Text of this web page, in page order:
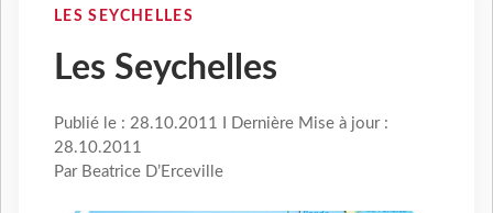
LES SEYCHELLES
Les Seychelles
Publié le : 28.10.2011 I Dernière Mise à jour :
28.10.2011
Par Beatrice D’Erceville